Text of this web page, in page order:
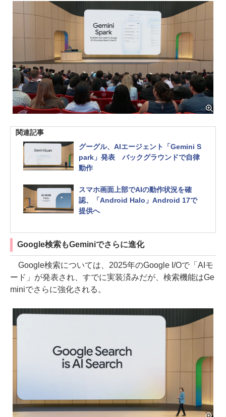
関連記事
グーグル、AIエージェント「Gemini S
park」発表 バックグラウンドで自律
動作
スマホ画面上部でAIの動作状況を確
認、「Android Halo」Android 17で
提供へ
Google検索もGeminiでさらに進化
Google検索については、2025年のGoogle I/Oで「AIモ
ード」が発表され、すでに実装済みだが、検索機能はGe
miniでさらに強化される。